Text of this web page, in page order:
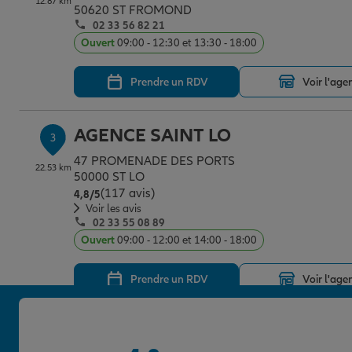
50620 ST FROMOND
02 33 56 82 21
Ouvert09:00 - 12:30 et 13:30 - 18:00
Prendre un RDV Voir
3
22.53 km
AGENCE SAINT LO
47 PROMENADE DES PORTS
50000 ST LO
4,8/5Note de 4.8 sur 5
(117 avis)
Voir les avis
02 33 55 08 89
Ouvert09:00 - 12:00 et 14:00 - 18:00
Prendre un RDV Voir